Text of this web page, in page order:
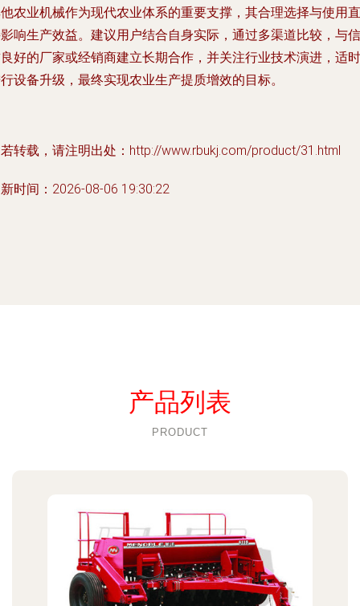
农业机械作为现代农业体系的重要支撑，其合理选择与使用直
响生产效益。建议用户结合自身实际，通过多渠道比较，与信
好的厂家或经销商建立长期合作，并关注行业技术演进，适时
设备升级，最终实现农业生产提质增效的目标。
转载，请注明出处：http://www.rbukj.com/product/31.html
时间：2026-08-06 19:30:22
产品列表
PRODUCT